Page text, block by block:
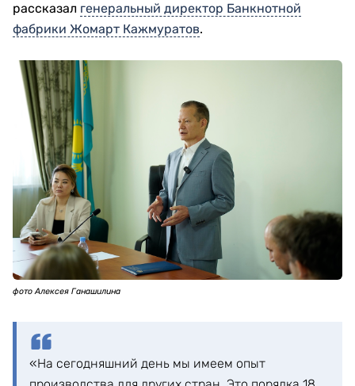
рассказал генеральный директор Банкнотной
фабрики Жомарт Кажмуратов.
фото Алексея Ганашилина
«На сегодняшний день мы имеем опыт